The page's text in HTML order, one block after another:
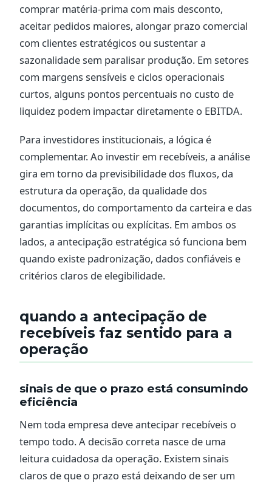
comprar matéria-prima com mais desconto,
aceitar pedidos maiores, alongar prazo comercial
com clientes estratégicos ou sustentar a
sazonalidade sem paralisar produção. Em setores
com margens sensíveis e ciclos operacionais
curtos, alguns pontos percentuais no custo de
liquidez podem impactar diretamente o EBITDA.
Para investidores institucionais, a lógica é
complementar. Ao investir em recebíveis, a análise
gira em torno da previsibilidade dos fluxos, da
estrutura da operação, da qualidade dos
documentos, do comportamento da carteira e das
garantias implícitas ou explícitas. Em ambos os
lados, a antecipação estratégica só funciona bem
quando existe padronização, dados confiáveis e
critérios claros de elegibilidade.
quando a antecipação de
recebíveis faz sentido para a
operação
sinais de que o prazo está consumindo
eficiência
Nem toda empresa deve antecipar recebíveis o
tempo todo. A decisão correta nasce de uma
leitura cuidadosa da operação. Existem sinais
claros de que o prazo está deixando de ser um